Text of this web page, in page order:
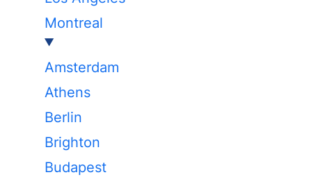
Montreal
Amsterdam
Athens
Berlin
Brighton
Budapest